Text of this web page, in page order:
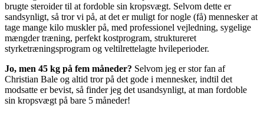
brugte steroider til at fordoble sin kropsvægt. Selvom dette er
sandsynligt, så tror vi på, at det er muligt for nogle (få) mennesker at
tage mange kilo muskler på, med professionel vejledning, sygelige
mængder træning, perfekt kostprogram, struktureret
styrketræningsprogram og veltilrettelagte hvileperioder.
Jo, men 45 kg på fem måneder? Selvom jeg er stor fan af
Christian Bale og altid tror på det gode i mennesker, indtil det
modsatte er bevist, så finder jeg det usandsynligt, at man fordoble
sin kropsvægt på bare 5 måneder!